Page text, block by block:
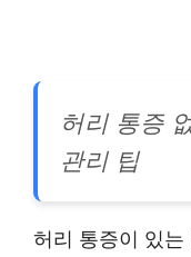
허리 통증
관리 팁
허리 통증이 있는